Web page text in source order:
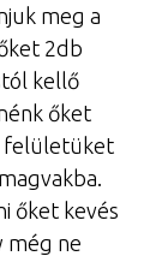
meg a
2db
kellő
őket
felületüket
őket kevés
még ne